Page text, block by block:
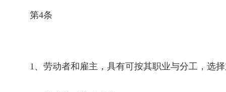
第4条
1、劳动者和雇主，具有可按其职业与分工，选